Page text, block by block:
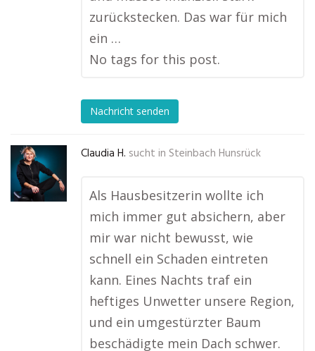
zurückstecken. Das war für mich
ein …
No tags for this post.
Nachricht senden
Claudia H. sucht in Steinbach Hunsrück
Als Hausbesitzerin wollte ich
mich immer gut absichern, aber
mir war nicht bewusst, wie
schnell ein Schaden eintreten
kann. Eines Nachts traf ein
heftiges Unwetter unsere Region,
und ein umgestürzter Baum
beschädigte mein Dach schwer.